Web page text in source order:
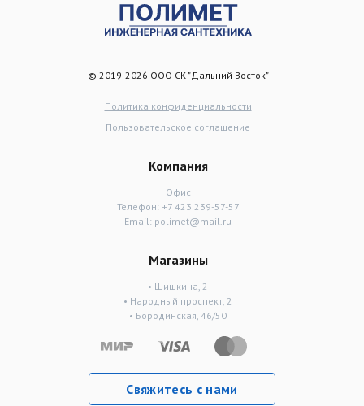
© 2019-2026 ООО СК "Дальний Восток"
Политика конфиденциальности
Пользовательское соглашение
Компания
Офис
Телефон: +7 423 239-57-57
Email: polimet@mail.ru
Магазины
• Шишкина, 2
• Народный проспект, 2
• Бородинская, 46/50
Свяжитесь с нами